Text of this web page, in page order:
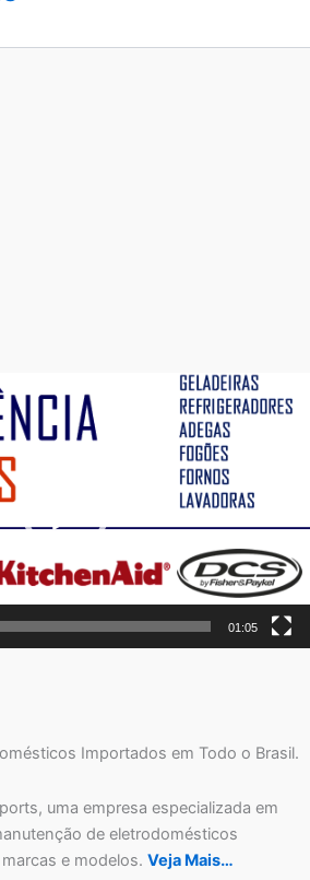
01:05
Importados em Todo o Brasil.
uma empresa especializada em
de eletrodomésticos
e modelos. Veja Mais…